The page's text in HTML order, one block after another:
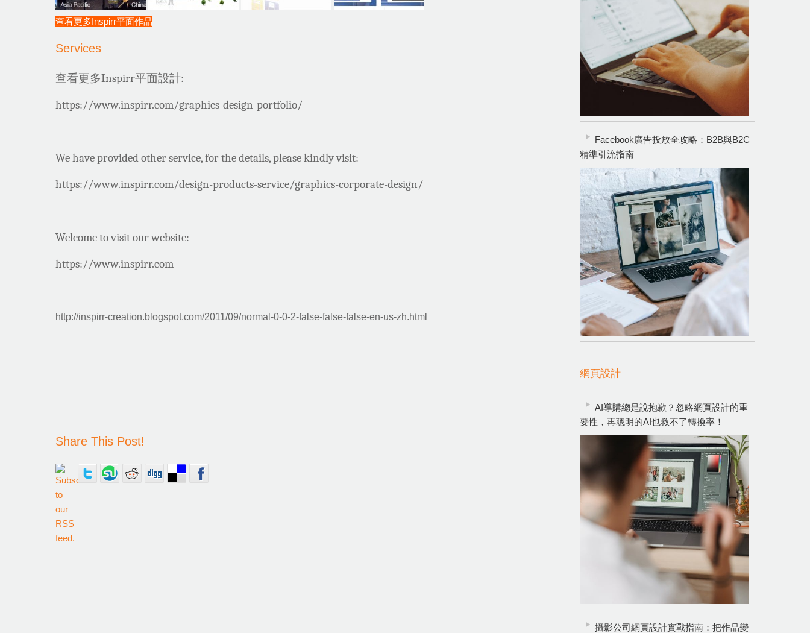
Facebook廣告投放全攻略：B2B與B2C
精準引流指南
網頁設計
AI導購總是說抱歉？忽略網頁設計的重
要性，再聰明的AI也救不了轉換率！
攝影公司網頁設計實戰指南：把作品變
查看更多Inspirr平面作品
Services
查看更多Inspirr平面設計:
https://www.inspirr.com/graphics-design-portfolio/
We have provided other service, for the details, please kindly visit:
https://www.inspirr.com/design-products-service/graphics-corporate-design/
Welcome to visit our website:
https://www.inspirr.com
http://inspirr-creation.blogspot.com/2011/09/normal-0-0-2-false-false-false-en-us-zh.html
Share This Post!